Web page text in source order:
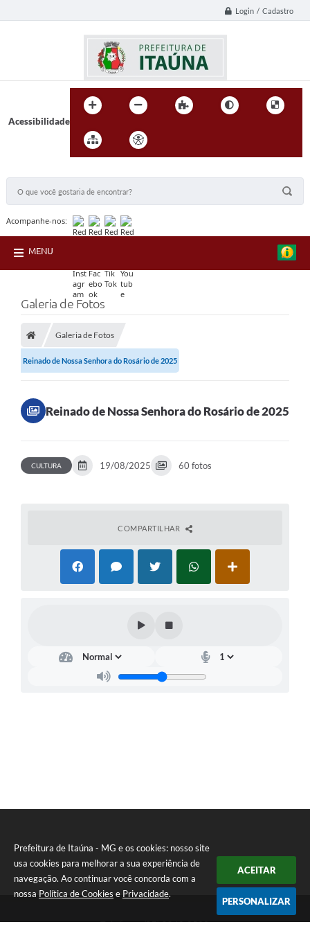
Prefeitura de Itaúna - MG e os cookies: nosso site
usa cookies para melhorar a sua experiência de
navegação. Ao continuar você concorda com a
nossa Política de Cookies e Privacidade.
ACEITAR
PERSONALIZAR
Login / Cadastro
Acessibilidade
Acompanhe-nos:
MENU
Galeria de Fotos
Galeria de Fotos
Reinado de Nossa Senhora do Rosário de 2025
Reinado de Nossa Senhora do Rosário de 2025
CULTURA 19/08/2025 60 fotos
COMPARTILHAR
Telefone: (37) 3249-9500